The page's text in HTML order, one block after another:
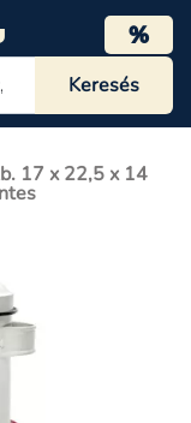
%
17 x 22,5 x 14